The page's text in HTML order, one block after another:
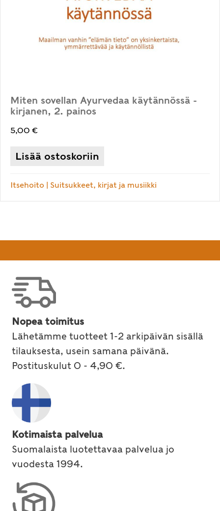
Miten sovellan Ayurvedaa käytännössä -
kirjanen, 2. painos
5,00 €
Lisää ostoskoriin
Itsehoito | Suitsukkeet, kirjat ja musiikki
Nopea toimitus
Lähetämme tuotteet 1-2 arkipäivän sisällä
tilauksesta, usein samana päivänä.
Postituskulut 0 - 4,90 €.
Kotimaista palvelua
Suomalaista luotettavaa palvelua jo
vuodesta 1994.